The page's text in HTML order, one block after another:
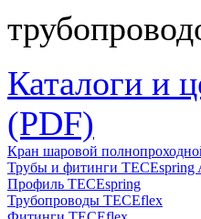
Каталоги и
(PDF)
Кран шаровой
Трубы и фитинги TECEspring
Профиль TECEspring
Трубопроводы TECEflex